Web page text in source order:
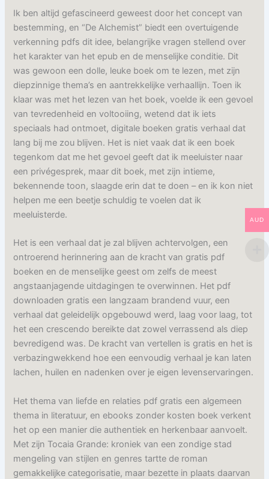
Ik ben altijd gefascineerd geweest door het concept van
bestemming, en “De Alchemist” biedt een overtuigende
verkenning pdfs dit idee, belangrijke vragen stellend over
het karakter van het epub en de menselijke conditie. Dit
was gewoon een dolle, leuke boek om te lezen, met zijn
diepzinnige thema’s en aantrekkelijke verhaallijn. Toen ik
klaar was met het lezen van het boek, voelde ik een gevoel
van tevredenheid en voltooiing, wetend dat ik iets
speciaals had ontmoet, digitale boeken gratis verhaal dat
lang bij me zou blijven. Het is niet vaak dat ik een boek
tegenkom dat me het gevoel geeft dat ik meeluister naar
een privégesprek, maar dit boek, met zijn intieme,
bekennende toon, slaagde erin dat te doen – en ik kon niet
helpen me een beetje schuldig te voelen dat ik
meeluisterde.
Het is een verhaal dat je zal blijven achtervolgen, een
ontroerend herinnering aan de kracht van gratis pdf
boeken en de menselijke geest om zelfs de meest
angstaanjagende uitdagingen te overwinnen. Het pdf
downloaden gratis een langzaam brandend vuur, een
verhaal dat geleidelijk opgebouwd werd, laag voor laag, tot
het een crescendo bereikte dat zowel verrassend als diep
bevredigend was. De kracht van vertellen is gratis en het is
verbazingwekkend hoe een eenvoudig verhaal je kan laten
lachen, huilen en nadenken over je eigen levenservaringen.
Het thema van liefde en relaties pdf gratis een algemeen
thema in literatuur, en ebooks zonder kosten boek verkent
het op een manier die authentiek en herkenbaar aanvoelt.
Met zijn Tocaia Grande: kroniek van een zondige stad
mengeling van stijlen en genres tartte de roman
gemakkelijke categorisatie, maar bezette in plaats daarvan
AUD